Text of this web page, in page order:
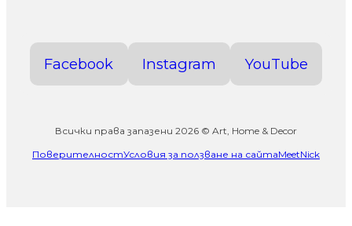
Facebook Instagram YouTube
Всички права запазени 2026 © Art, Home & Decor
ПоверителностУсловия за ползване на сайтаMeetNick